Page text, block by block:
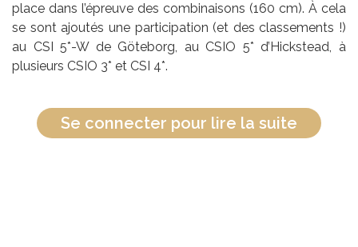
place dans l’épreuve des combinaisons (160 cm). À cela
se sont ajoutés une participation (et des classements !)
au CSI 5*-W de Göteborg, au CSIO 5* d’Hickstead, à
plusieurs CSIO 3* et CSI 4*.
Se connecter pour lire la suite